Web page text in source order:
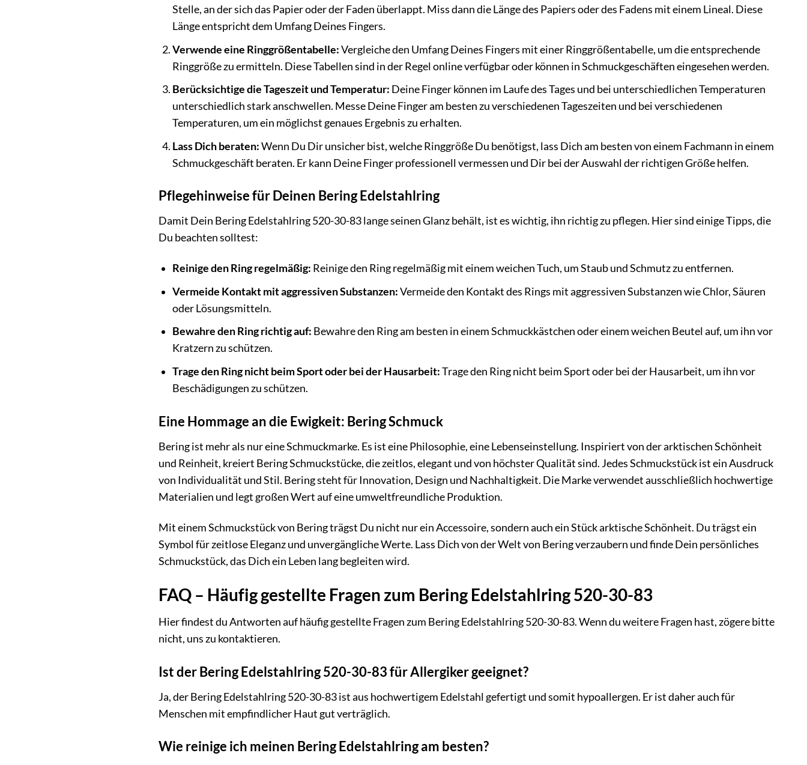
Stelle, an der sich das Papier oder der Faden überlappt. Miss dann die Länge des Papiers oder des Fadens mit einem Lineal. Diese
Länge entspricht dem Umfang Deines Fingers.
Verwende eine Ringgrößentabelle:Vergleiche den Umfang Deines Fingers mit einer Ringgrößentabelle, um die entsprechende
Ringgröße zu ermitteln. Diese Tabellen sind in der Regel online verfügbar oder können in Schmuckgeschäften eingesehen werden.
Berücksichtige die Tageszeit und Temperatur: Deine Finger können im Laufe des Tages und bei unterschiedlichen Temperaturen
unterschiedlich stark anschwellen. Messe Deine Finger am besten zu verschiedenen Tageszeiten und bei verschiedenen
Temperaturen, um ein möglichst genaues Ergebnis zu erhalten.
Lass Dich beraten:Wenn Du Dir unsicher bist, welche Ringgröße Du benötigst, lass Dich am besten von einem Fachmann in einem
Schmuckgeschäft beraten. Er kann Deine Finger professionell vermessen und Dir bei der Auswahl der richtigen Größe helfen.
Pflegehinweise für Deinen Bering Edelstahlring
Damit Dein Bering Edelstahlring 520-30-83 lange seinen Glanz behält, ist es wichtig, ihn richtig zu pflegen. Hier sind einige Tipps, die
Du beachten solltest:
Reinige den Ring regelmäßig: Reinige den Ring regelmäßig mit einem weichen Tuch, um Staub und Schmutz zu entfernen.
Vermeide Kontakt mit aggressiven Substanzen:Vermeide den Kontakt des Rings mit aggressiven Substanzen wie Chlor, Säuren
oder Lösungsmitteln.
Bewahre den Ring richtig auf: Bewahre den Ring am besten in einem Schmuckkästchen oder einem weichen Beutel auf, um ihn vor
Kratzern zu schützen.
Trage den Ring nicht beim Sport oder bei der Hausarbeit:Trage den Ring nicht beim Sport oder bei der Hausarbeit, um ihn vor
Beschädigungen zu schützen.
Eine Hommage an die Ewigkeit: Bering Schmuck
Bering ist mehr als nur eine Schmuckmarke. Es ist eine Philosophie, eine Lebenseinstellung. Inspiriert von der arktischen Schönheit
und Reinheit, kreiert Bering Schmuckstücke, die zeitlos, elegant und von höchster Qualität sind. Jedes Schmuckstück ist ein Ausdruck
von Individualität und Stil. Bering steht für Innovation, Design und Nachhaltigkeit. Die Marke verwendet ausschließlich hochwertige
Materialien und legt großen Wert auf eine umweltfreundliche Produktion.
Mit einem Schmuckstück von Bering trägst Du nicht nur ein Accessoire, sondern auch ein Stück arktische Schönheit. Du trägst ein
Symbol für zeitlose Eleganz und unvergängliche Werte. Lass Dich von der Welt von Bering verzaubern und finde Dein persönliches
Schmuckstück, das Dich ein Leben lang begleiten wird.
FAQ – Häufig gestellte Fragen zum Bering Edelstahlring 520-30-83
Hier findest du Antworten auf häufig gestellte Fragen zum Bering Edelstahlring 520-30-83. Wenn du weitere Fragen hast, zögere bitte
nicht, uns zu kontaktieren.
Ist der Bering Edelstahlring 520-30-83 für Allergiker geeignet?
Ja, der Bering Edelstahlring 520-30-83 ist aus hochwertigem Edelstahl gefertigt und somit hypoallergen. Er ist daher auch für
Menschen mit empfindlicher Haut gut verträglich.
Wie reinige ich meinen Bering Edelstahlring am besten?